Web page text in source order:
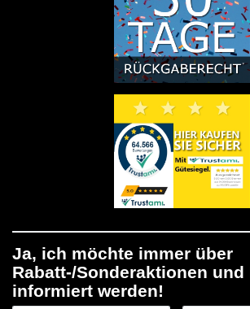
Ja, ich möchte immer über
Rabatt-/Sonderaktionen und
informiert werden!